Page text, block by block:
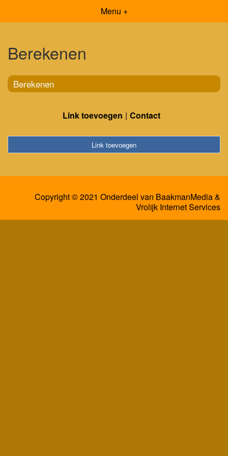
Menu +
Berekenen
Berekenen
Link toevoegen Contact
Link toevoegen
Copyright © 2021 Onderdeel van BaakmanMedia&
Vrolijk Internet Services